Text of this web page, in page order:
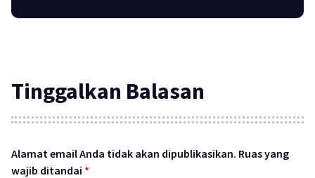
Tinggalkan Balasan
Alamat email Anda tidak akan dipublikasikan. Ruas yang
wajib ditandai *